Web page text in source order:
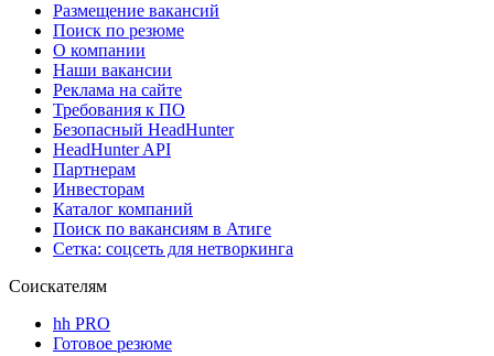
Размещение вакансий
Поиск по резюме
О компании
Наши вакансии
Реклама на сайте
Требования к ПО
Безопасный HeadHunter
HeadHunter API
Партнерам
Инвесторам
Каталог компаний
Поиск по вакансиям в Атиге
Сетка: соцсеть для нетворкинга
Соискателям
hh PRO
Готовое резюме